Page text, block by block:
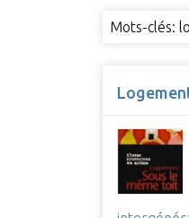
Mots-clés: